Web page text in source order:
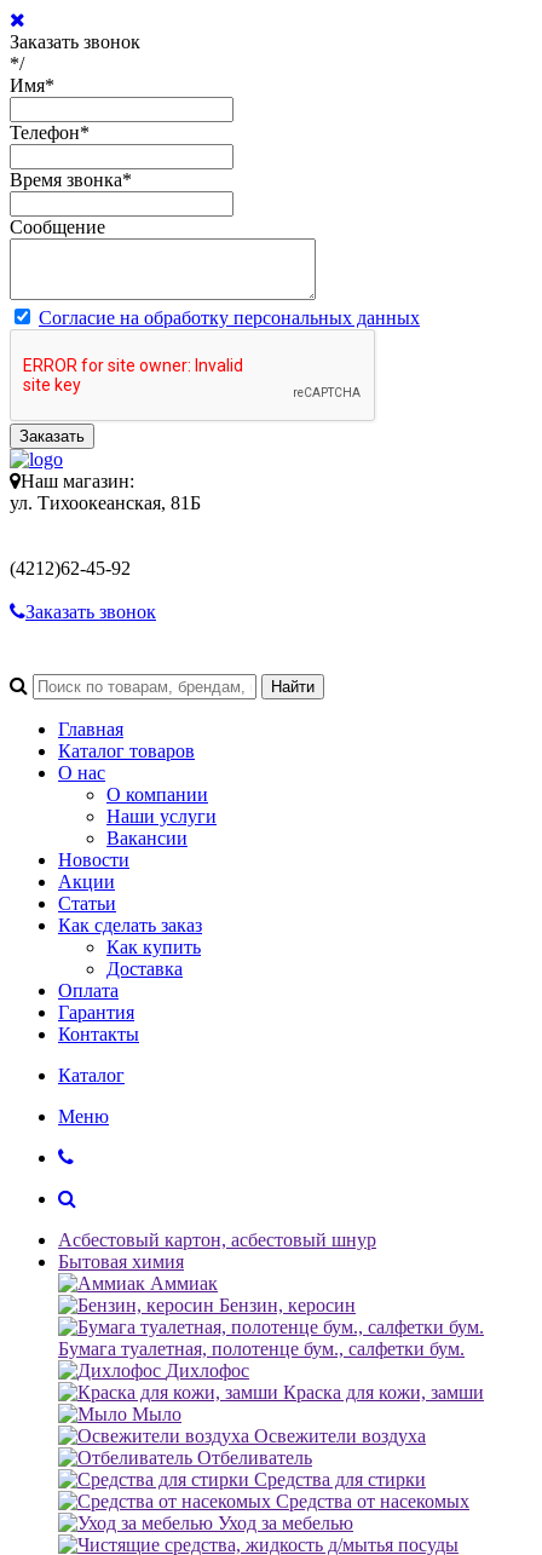
Заказать звонок
*/
Имя*
Телефон*
Время звонка*
Сообщение
Согласие на обработку персональных данных
Заказать
Наш магазин:
ул. Тихоокеанская, 81Б
(4212)62-45-92
Заказать звонок
Главная
Каталог товаров
О нас
О компании
Наши услуги
Вакансии
Новости
Акции
Статьи
Как сделать заказ
Как купить
Доставка
Оплата
Гарантия
Контакты
Каталог
Меню
Асбестовый картон, асбестовый шнур
Бытовая химия
Аммиак
Бензин, керосин
Бумага туалетная, полотенце бум., салфетки бум.
Дихлофос
Краска для кожи, замши
Мыло
Освежители воздуха
Отбеливатель
Средства для стирки
Средства от насекомых
Уход за мебелью